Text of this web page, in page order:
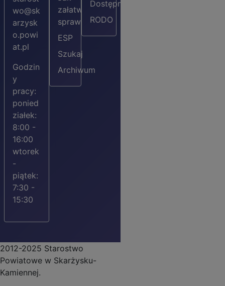
wo@sk
arzysk
o.powi
at.pl
Godzin
y
pracy:
ponied
ziałek:
8:00 -
16:00
wtorek
-
piątek:
7:30 -
15:30
załatwić
sprawę?
ESP
Szukaj
Archiwum
Dostępności
RODO
2012-2025 Starostwo
Powiatowe w Skarżysku-
Kamiennej.